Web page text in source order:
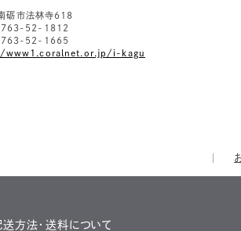
砺市法林寺618
52-1812
52-1665
i-kagu
送方法・送料について